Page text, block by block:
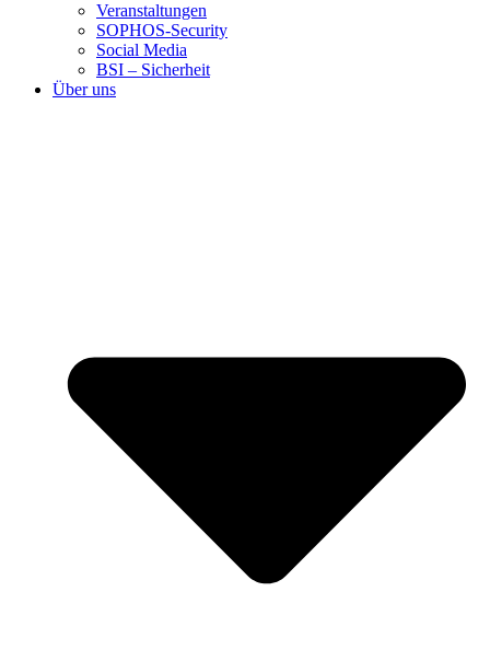
Veranstaltungen
SOPHOS-Security
Social Media
BSI – Sicherheit
Über uns